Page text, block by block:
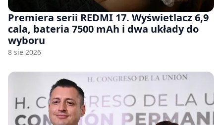
Premiera serii REDMI 17. Wyświetlacz 6,9
cala, bateria 7500 mAh i dwa układy do
wyboru
8 sie 2026